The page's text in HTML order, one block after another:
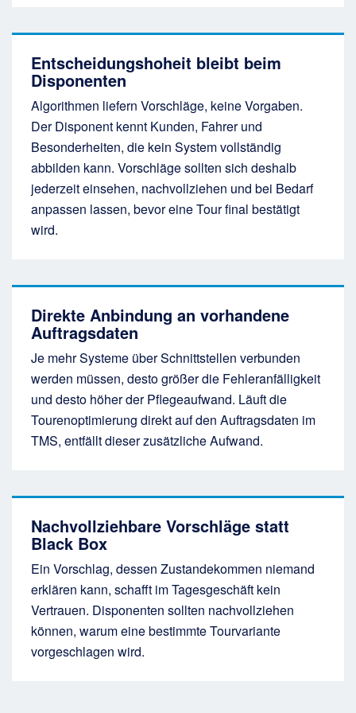
Entscheidungshoheit bleibt beim
Disponenten
Algorithmen liefern Vorschläge, keine Vorgaben.
Der Disponent kennt Kunden, Fahrer und
Besonderheiten, die kein System vollständig
abbilden kann. Vorschläge sollten sich deshalb
jederzeit einsehen, nachvollziehen und bei Bedarf
anpassen lassen, bevor eine Tour final bestätigt
wird.
Direkte Anbindung an vorhandene
Auftragsdaten
Je mehr Systeme über Schnittstellen verbunden
werden müssen, desto größer die Fehleranfälligkeit
und desto höher der Pflegeaufwand. Läuft die
Tourenoptimierung direkt auf den Auftragsdaten im
TMS, entfällt dieser zusätzliche Aufwand.
Nachvollziehbare Vorschläge statt
Black Box
Ein Vorschlag, dessen Zustandekommen niemand
erklären kann, schafft im Tagesgeschäft kein
Vertrauen. Disponenten sollten nachvollziehen
können, warum eine bestimmte Tourvariante
vorgeschlagen wird.